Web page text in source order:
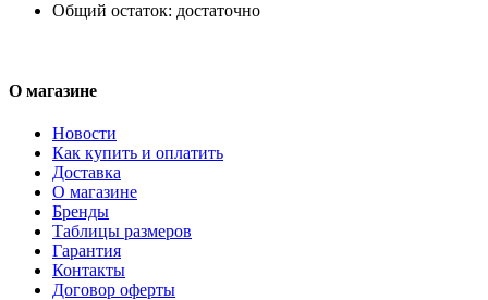
Общий остаток: достаточно
О магазине
Новости
Как купить и оплатить
Доставка
О магазине
Бренды
Таблицы размеров
Гарантия
Контакты
Договор оферты